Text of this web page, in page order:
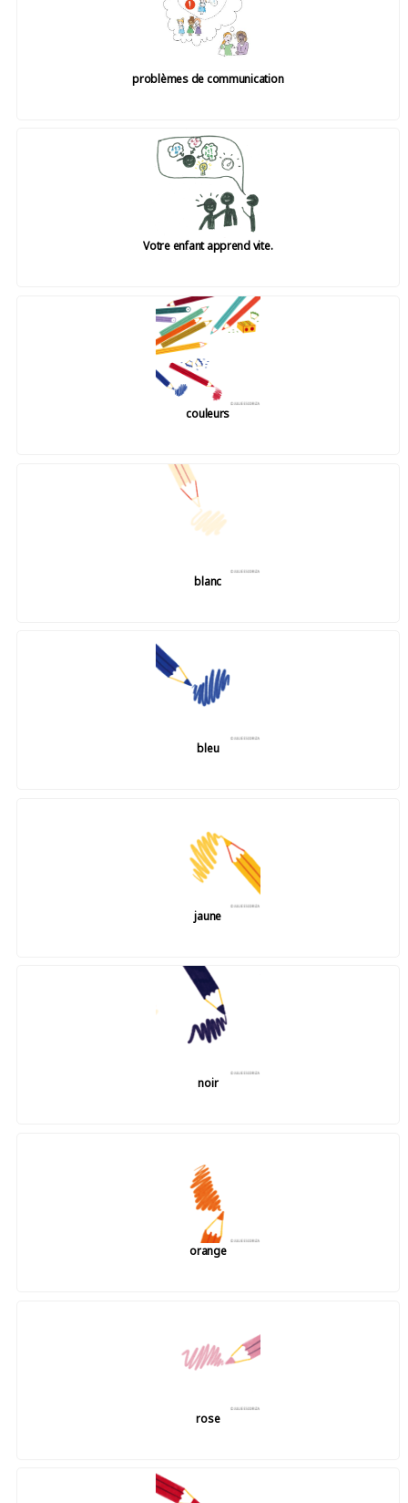
problèmes de communication
Votre enfant apprend vite.
couleurs
blanc
bleu
jaune
noir
orange
rose